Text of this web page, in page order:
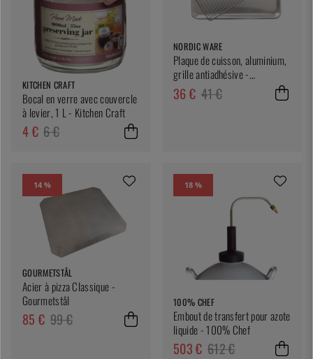
KITCHEN CRAFT
Bocal en verre avec couvercle
à levier, 1 L - Kitchen Craft
4 € 6 €
NORDIC WARE
Plaque de cuisson, aluminium,
grille antiadhésive -
Nordicware
36 € 41 €
14 %
GOURMETSTÅL
Acier à pizza Classique -
Gourmetstål
85 € 99 €
18 %
100% CHEF
Embout de transfert pour azote
liquide - 100% Chef
503 € 612 €